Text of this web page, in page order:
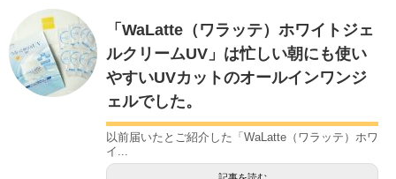
「WaLatte（ワラッテ）ホワイトジェ
ルクリームUV」は忙しい朝にも使い
やすいUVカットのオールインワンジ
ェルでした。
以前届いたとご紹介した「WaLatte（ワラッテ）ホワ
イ...